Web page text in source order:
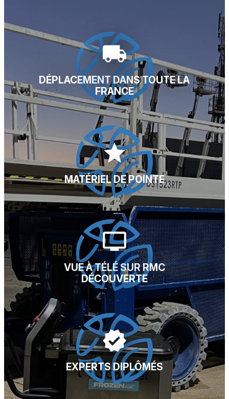
local_shipping
DÉPLACEMENT DANS TOUTE LA
FRANCE
star
MATÉRIEL DE POINTE
tv
VUE À TÉLÉ SUR RMC
DÉCOUVERTE
verified
EXPERTS DIPLÔMÉS